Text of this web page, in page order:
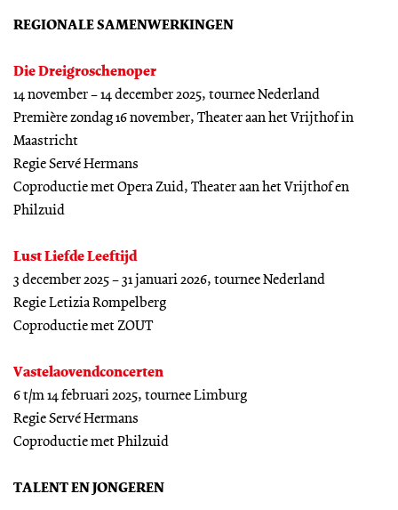
REGIONALE SAMENWERKINGEN
Die Dreigroschenoper
14 november – 14 december 2025, tournee Nederland
Première zondag 16 november, Theater aan het Vrijthof in
Maastricht
Regie Servé Hermans
Coproductie met Opera Zuid, Theater aan het Vrijthof en
Philzuid
Lust Liefde Leeftijd
3 december 2025 – 31 januari 2026, tournee Nederland
Regie Letizia Rompelberg
Coproductie met ZOUT
Vastelaovendconcerten
6 t/m 14 februari 2025, tournee Limburg
Regie Servé Hermans
Coproductie met Philzuid
TALENT EN JONGEREN